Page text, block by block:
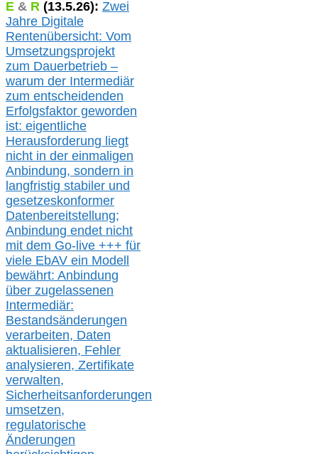
E & R (13.5.26): Zwei
Jahre Digitale
Rentenübersicht: Vom
Umsetzungsprojekt
zum Dauerbetrieb –
warum der Intermediär
zum entscheidenden
Erfolgsfaktor geworden
ist: eigentliche
Herausforderung liegt
nicht in der einmaligen
Anbindung, sondern in
langfristig stabiler und
gesetzeskonformer
Datenbereitstellung;
Anbindung endet nicht
mit dem Go-live +++ für
viele EbAV ein Modell
bewährt: Anbindung
über zugelassenen
Intermediär:
Bestandsänderungen
verarbeiten, Daten
aktualisieren, Fehler
analysieren, Zertifikate
verwalten,
Sicherheitsanforderungen
umsetzen,
regulatorische
Änderungen